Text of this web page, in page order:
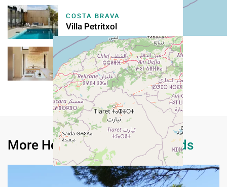
COSTA BRAVA
Villa Petritxol
COSTA BRAVA
Antiga Granja Muntaner
More Homes in Balearic Islands